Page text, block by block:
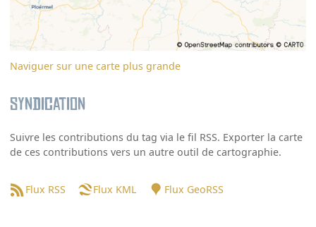
Naviguer sur une carte plus grande
Syndication
Suivre les contributions du tag via le fil RSS. Exporter la carte
de ces contributions vers un autre outil de cartographie.
Flux RSS Flux KML Flux GeoRSS